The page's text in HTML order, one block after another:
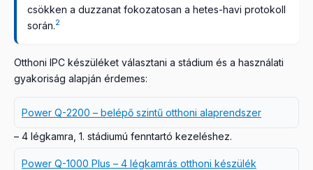
csökken a duzzanat fokozatosan a hetes-havi protokoll
során.2
Otthoni IPC készüléket választani a stádium és a használati
gyakoriság alapján érdemes:
Power Q-2200 – belépő szintű otthoni alaprendszer
– 4 légkamra, 1. stádiumú fenntartó kezeléshez.
Power Q-1000 Plus – 4 légkamrás otthoni készülék